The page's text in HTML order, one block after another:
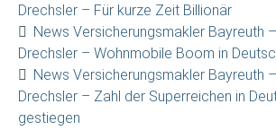
Drechsler – Für kurze Zeit Billionär
News Versicherungsmakler Bayreuth
Drechsler – Wohnmobile Boom in
News Versicherungsmakler Bayreuth
Drechsler – Zahl der Superreichen in
gestiegen